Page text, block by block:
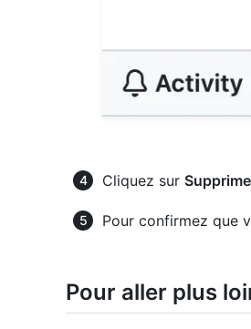
Cliquez sur
Pour confirmez que
Pour aller plus